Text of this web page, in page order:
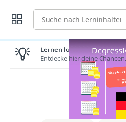
Suche
Lernen lohnt sich!
Entdecke hier deine Chancen.